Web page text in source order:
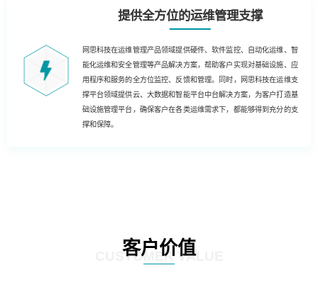
提供全方位的运维管理支撑
网思科技在运维管理产品领域提供硬件、软件监控、自动化运维、智
能化运维和安全管理等产品解决方案，帮助客户实现对基础设施、应
用程序和服务的全方位监控、反馈和管理。同时，网思科技在运维支
撑平台领域提供云、大数据和智能平台中台解决方案，为客户打造基
础设施管理平台，确保客户在各类运维需求下，都能够得到充分的支
撑和保障。
客户价值
CUSTOMER VALUE